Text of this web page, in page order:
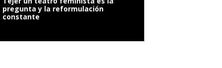
pregunta y la reformulación
constante